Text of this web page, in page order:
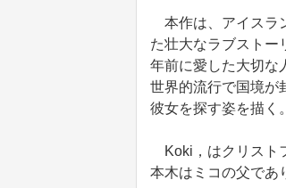
本作は、アイスラ
た壮大なラブストー
年前に愛した大切な
世界的流行で国境が
彼女を探す姿を描く。
Koki，はクリスト
本木はミコの父であ